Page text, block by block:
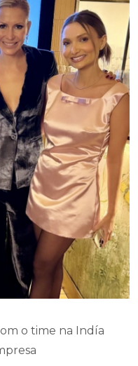
o time na Indía